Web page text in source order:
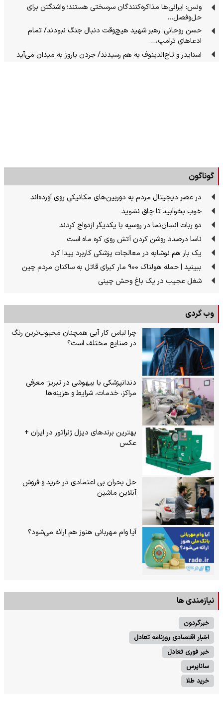
ونس: ایرانی‌ها مذاکره‌کنندگان سرسختی هستند؛ واشنگتن برای
حل‌وفصل…
حسن روحانی: رهبر شهید هیچ‌وقت دنبال جنگ نبودند/ تمام
ادعاهای ترامپ،…
اسنایدر و تاج‌الدینوف به هم رسیدند/ جردن باروز به میدان می‌آید
گوناگون
در عصر دیجیتال مردم به دوربین‌های مکانیکی روی آورده‌اند
خوب بخوابید تا چاق نشوید
دو ربات انسان‌نما در روسیه با یکدیگر ازدواج کردند
ناسا درصدد روشن کردن آتش روی کره ماه است
یک بار هم نوشابه در معالجات پزشکی کاربرد پیدا کرد
ببینید | حمله هولناک ۹۰۰ مار کبرای قاتل به ساکنان مردم چین
شغل عجیب در یک باغ وحش چینی
وب گردی
چرا لباس کار آبی همچنان محبوب‌ترین رنگ
در صنایع مختلف است؟
دندانپزشکی با بیهوشی در تبریز؛ معرفی
مراکز، خدمات، شرایط و هزینه‌ها
بهترین برندهای دیزل ژنراتور در ایران +
عکس
حل بحران بی‌ اعتمادی در خرید و فروش
آنلاین ماشین
آیا وام مهربانی هنوز هم ارائه می‌شود؟
نیازمندی ها
خبرگردون
اخبار اقتصادی روزنامه تعادل
خبر فوری تعادل
ساناپرس
خرید طلا